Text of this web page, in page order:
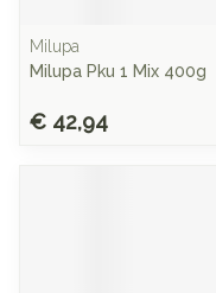
Milupa
Milupa Pku 1 Mix 400g
€ 42,94